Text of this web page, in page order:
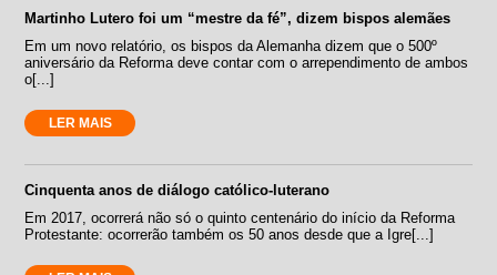
Martinho Lutero foi um “mestre da fé”, dizem bispos alemães
Em um novo relatório, os bispos da Alemanha dizem que o 500º
aniversário da Reforma deve contar com o arrependimento de ambos
o[...]
LER MAIS
Cinquenta anos de diálogo católico-luterano
Em 2017, ocorrerá não só o quinto centenário do início da Reforma
Protestante: ocorrerão também os 50 anos desde que a Igre[...]